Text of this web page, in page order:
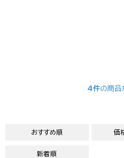
4件の商品
おすすめ順 価
新着順